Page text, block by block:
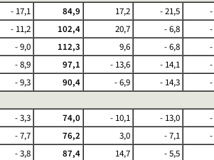
- 17,1 84,9 17,2 - 21,5
- 11,2 102,4 20,7 - 6,8
- 9,0 112,3 9,6 - 6,8
- 8,9 97,1 - 13,6 - 14,1
- 9,3 90,4 - 6,9 - 14,3
- 3,3 74,0 - 10,1 - 13,0
- 7,7 76,2 3,0 - 7,1
- 3,8 87,4 14,7 - 5,5